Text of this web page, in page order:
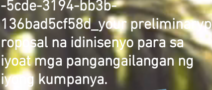
-5cde-3194-bb3b-
136bad5cf58d_your preliminaryp
roposal na idinisenyo para sa
iyoat mga pangangailangan ng
iyong kumpanya.